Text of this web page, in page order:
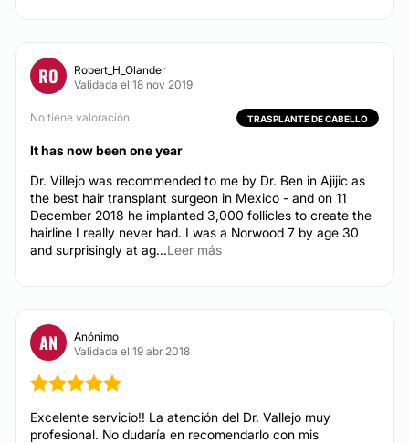
El Dr. Víctor Edgardo Vallejo Meza
trabajo se encuentra en excelentes instalaciones
Financiación o facilidades de pago:
No
Alopecia
DERMATOLOGÍA
Eliminación de lunares
RO
Robert_H_Olander
Validada el 18 nov 2019
No tiene valoración TRASPLANTE DE CABELLO
It has now been one year
Dr. Villejo was recommended to me by Dr. Ben in Ajijic as
the best hair transplant surgeon in Mexico - and on 11
December 2018 he implanted 3,000 follicles to create the
hairline I really never had. I was a Norwood 7 by age 30
and surprisingly at ag...Leer más
AN
Anónimo
Validada el 19 abr 2018
Excelente servicio!! La atención del Dr. Vallejo muy
profesional. No dudaría en recomendarlo con mis